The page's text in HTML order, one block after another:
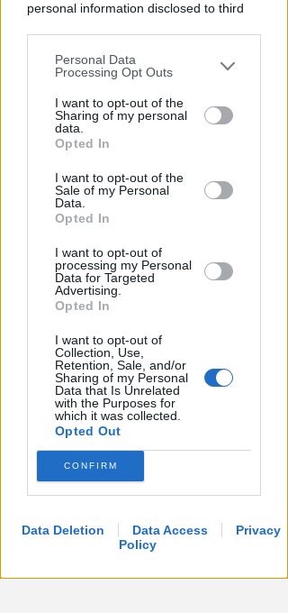
personal information disclosed to third
You may separately opt-out of the further
disclosure of your personal information
by third parties on the IAB’s list of
downstream participants.
by us to third parties on the IAB’s List of
Downstream Participants that may
further disclose it to other third parties.
Personal Data
Processing Opt Outs
I want to opt-out of the
Sharing of my personal
data.
Opted In
I want to opt-out of the
Sale of my Personal
Data.
Opted In
I want to opt-out of
processing my Personal
Data for Targeted
Advertising.
Opted In
I want to opt-out of
Collection, Use,
Retention, Sale, and/or
Sharing of my Personal
Data that Is Unrelated
with the Purposes for
which it was collected.
Opted Out
CONFIRM
Data Deletion Data Access
Privacy
Policy
ENORME DANNO DI IMMAGINE
Licenze sospese a chi lavora tra
degrado e delinquenza. Fipe: un
paradosso
MANUTENZIONE STRAORDINARIA
Rimini, riaperta la piazzetta
Decio Mercanti dopo i lavori di